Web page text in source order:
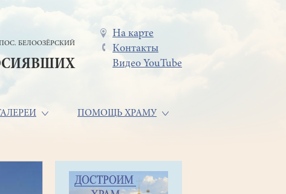
БЕЛООЗЁРСКИЙ
Меню
в
На карте
Контакты
Видео YouTube
ПОМОЩЬ ХРАМУ